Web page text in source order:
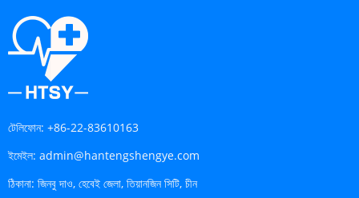
টেলিফোন: +86-22-83610163
ইমেইল: admin@hantengshengye.com
ঠিকানা: জিনবু দাও, হেবেই জেলা, তিয়ানজিন সিটি, চীন